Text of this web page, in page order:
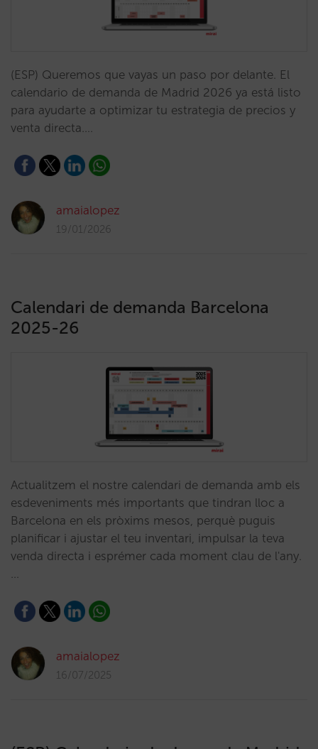
(ESP) Queremos que vayas un paso por delante. El
calendario de demanda de Madrid 2026 ya está listo
para ayudarte a optimizar tu estrategia de precios y
venta directa.…
amaialopez
19/01/2026
Calendari de demanda Barcelona
2025-26
Actualitzem el nostre calendari de demanda amb els
esdeveniments més importants que tindran lloc a
Barcelona en els pròxims mesos, perquè puguis
planificar i ajustar el teu inventari, impulsar la teva
venda directa i esprémer cada moment clau de l'any.
…
amaialopez
16/07/2025